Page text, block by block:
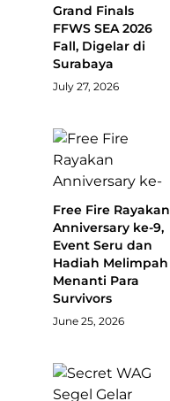
Grand Finals
FFWS SEA 2026
Fall, Digelar di
Surabaya
July 27, 2026
Free Fire Rayakan
Anniversary ke-9,
Event Seru dan
Hadiah Melimpah
Menanti Para
Survivors
June 25, 2026